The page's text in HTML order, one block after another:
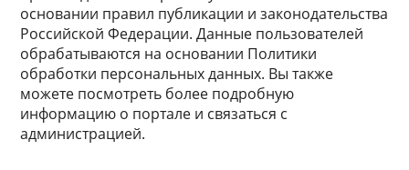
основании правил публикации и законодательства
Российской Федерации. Данные пользователей
обрабатываются на основании Политики
обработки персональных данных. Вы также
можете посмотреть более подробную
информацию о портале и связаться с
администрацией.